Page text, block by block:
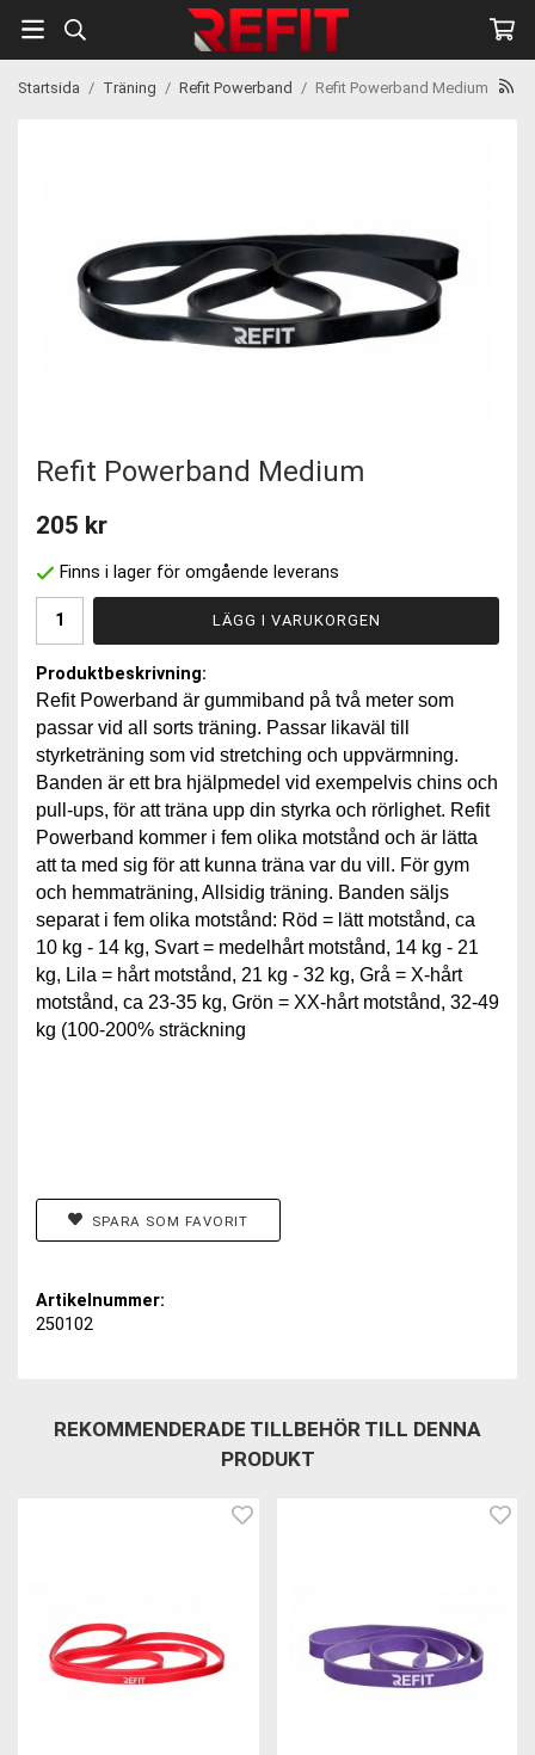
Startsida / Träning / Refit Powerband / Refit Powerband Medium
Refit Powerband Medium
205 kr
Finns i lager för omgående leverans
LÄGG I VARUKORGEN
Produktbeskrivning:
Refit Powerband är gummiband på två meter som
passar vid all sorts träning. Passar likaväl till
styrketräning som vid stretching och uppvärmning.
Banden är ett bra hjälpmedel vid exempelvis chins och
pull-ups, för att träna upp din styrka och rörlighet. Refit
Powerband kommer i fem olika motstånd och är lätta
att ta med sig för att kunna träna var du vill. För gym
och hemmaträning, Allsidig träning. Banden säljs
separat i fem olika motstånd: Röd = lätt motstånd, ca
10 kg - 14 kg, Svart = medelhårt motstånd, 14 kg - 21
kg, Lila = hårt motstånd, 21 kg - 32 kg, Grå = X-hårt
motstånd, ca 23-35 kg, Grön = XX-hårt motstånd, 32-49
kg (100-200% sträckning
SPARA SOM FAVORIT
Artikelnummer:
250102
REKOMMENDERADE TILLBEHÖR TILL DENNA
PRODUKT